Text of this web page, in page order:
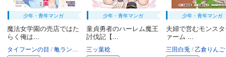
少年・青年マンガ
魔法女学園の売店ではた
らく俺は...
タイフーンの目 亀ランッパ火
少年・青年マンガ
童貞勇者のハーレム魔王
討伐記【...
三ッ葉稔
少年・青年マンガ
夫婦で営むモンス
ァーム ...
三田白兎 乙倉りんご